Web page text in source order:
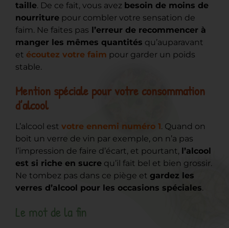
taille. De ce fait, vous avez besoin de moins de
nourriture pour combler votre sensation de
faim. Ne faites pas l’erreur de recommencer à
manger les mêmes quantités qu’auparavant
et écoutez votre faim pour garder un poids
stable.
Mention spéciale pour votre consommation
d’alcool
L’alcool est votre ennemi numéro 1. Quand on
boit un verre de vin par exemple, on n’a pas
l’impression de faire d’écart, et pourtant, l’alcool
est si riche en sucre qu’il fait bel et bien grossir.
Ne tombez pas dans ce piège et gardez les
verres d’alcool pour les occasions spéciales.
Le mot de la fin